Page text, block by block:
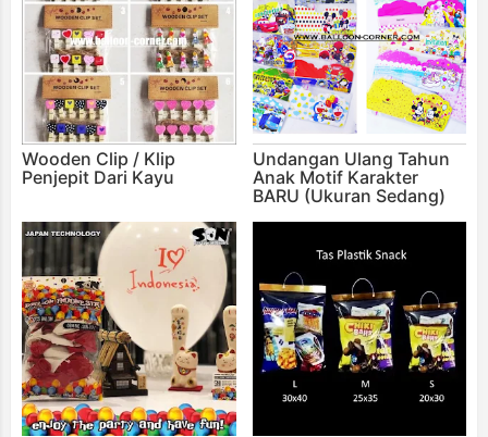
Wooden Clip / Klip
Penjepit Dari Kayu
Undangan Ulang Tahun
Anak Motif Karakter
BARU (Ukuran Sedang)